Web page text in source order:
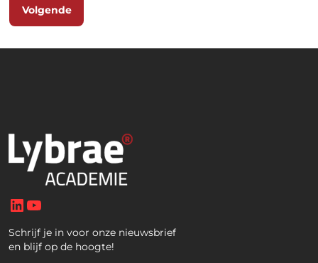
Volgende
LinkedIn
Schrijf je in voor onze nieuwsbrief
en blijf op de hoogte!